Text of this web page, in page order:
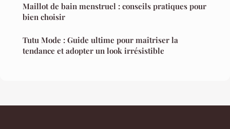
Maillot de bain menstruel : conseils pratiques pour
bien choisir
Tutu Mode : Guide ultime pour maîtriser la
tendance et adopter un look irrésistible